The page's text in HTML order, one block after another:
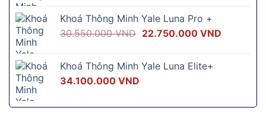
16.500.000 VND.
Khoá Thông Minh Yale Luna Pro +
30.550.000VND Giá
30.550.000 VND.
22.750.000 VNDGiá
Khoá Thông Minh Yale Luna Elite+
34.100.000 VND